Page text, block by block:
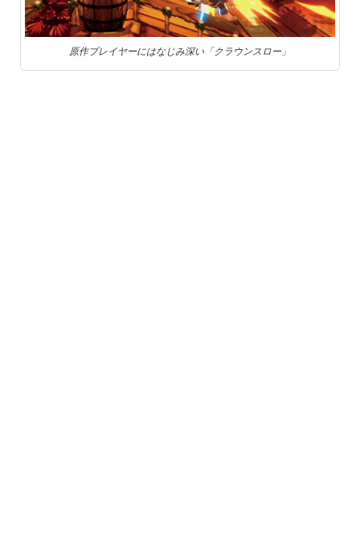
原作プレイヤーにはなじみ深い「クラウンスロー」